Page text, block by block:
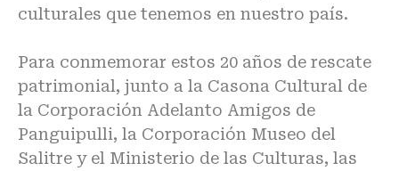
culturales que tenemos en nuestro país.
Para conmemorar estos 20 años de rescate
patrimonial, junto a la Casona Cultural de
la Corporación Adelanto Amigos de
Panguipulli, la Corporación Museo del
Salitre y el Ministerio de las Culturas, las